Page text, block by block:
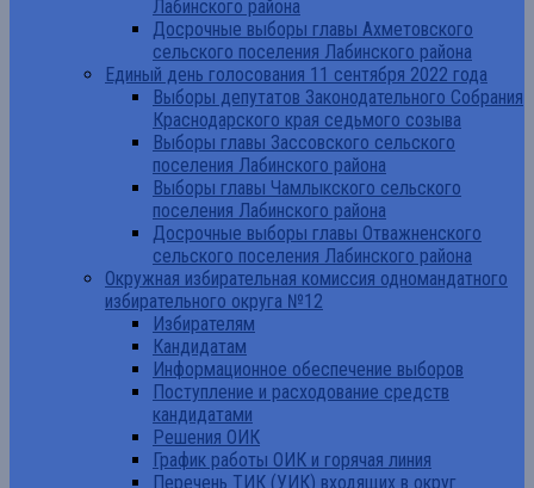
Лабинского района
Досрочные выборы главы Ахметовского
сельского поселения Лабинского района
Единый день голосования 11 сентября 2022 года
Выборы депутатов Законодательного Собрания
Краснодарского края седьмого созыва
Выборы главы Зассовского сельского
поселения Лабинского района
Выборы главы Чамлыкского сельского
поселения Лабинского района
Досрочные выборы главы Отважненского
сельского поселения Лабинского района
Окружная избирательная комиссия одномандатного
избирательного округа №12
Избирателям
Кандидатам
Информационное обеспечение выборов
Поступление и расходование средств
кандидатами
Решения ОИК
График работы ОИК и горячая линия
Перечень ТИК (УИК) входящих в округ